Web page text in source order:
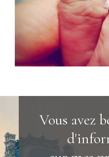
Vous avez